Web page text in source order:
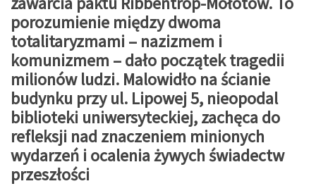
porozumienie między dwoma
totalitaryzmami – nazizmem i
komunizmem – dało początek tragedii
milionów ludzi. Malowidło na ścianie
budynku przy ul. Lipowej 5, nieopodal
biblioteki uniwersyteckiej, zachęca do
refleksji nad znaczeniem minionych
wydarzeń i ocalenia żywych świadectw
przeszłości